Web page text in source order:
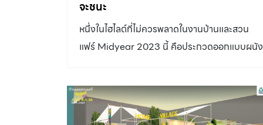
จะชนะ
หนึ่งในไฮไลต์ที่ไม่ควรพลาดในงานบ้านและสวน
แฟร์ Midyear 2023 นี้ คือประกวดออกแบบผนัง
ให้กลายเป็นรันเวย์ของแมวเหมียว” ที่จะจัดขึ้นที่
โซนบ้านและสวน Pets Village ในวันที่ 4-13